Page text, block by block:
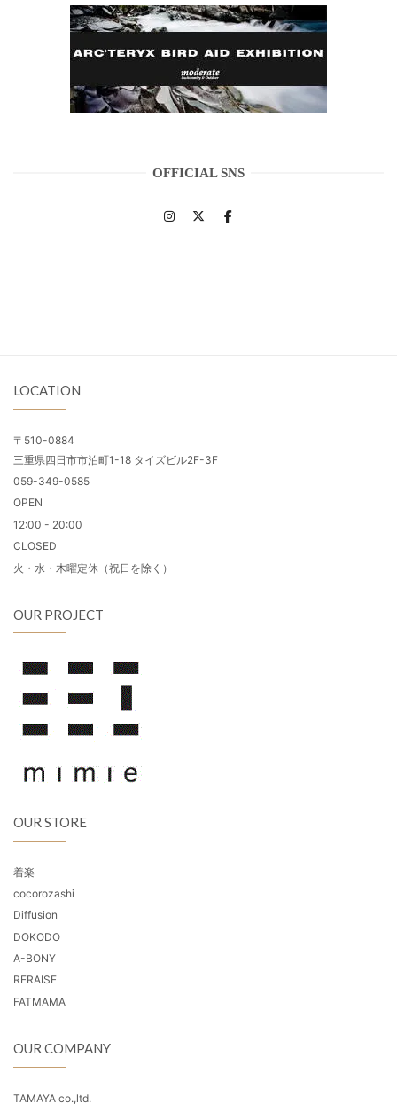
OFFICIAL SNS
LOCATION
〒510-0884
三重県四日市市泊町1-18 タイズビル2F-3F
059-349-0585
OPEN
12:00 - 20:00
CLOSED
火・水・木曜定休（祝日を除く）
OUR PROJECT
OUR STORE
着楽
cocorozashi
Diffusion
DOKODO
A-BONY
RERAISE
FATMAMA
OUR COMPANY
TAMAYA co.,ltd.